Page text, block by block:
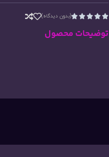




(بدون دیدگاه)
توضیحات محصول